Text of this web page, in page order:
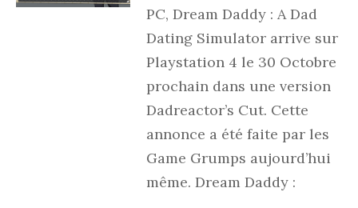
PC, Dream Daddy : A Dad
Dating Simulator arrive sur
Playstation 4 le 30 Octobre
prochain dans une version
Dadreactor’s Cut. Cette
annonce a été faite par les
Game Grumps aujourd’hui
même. Dream Daddy :